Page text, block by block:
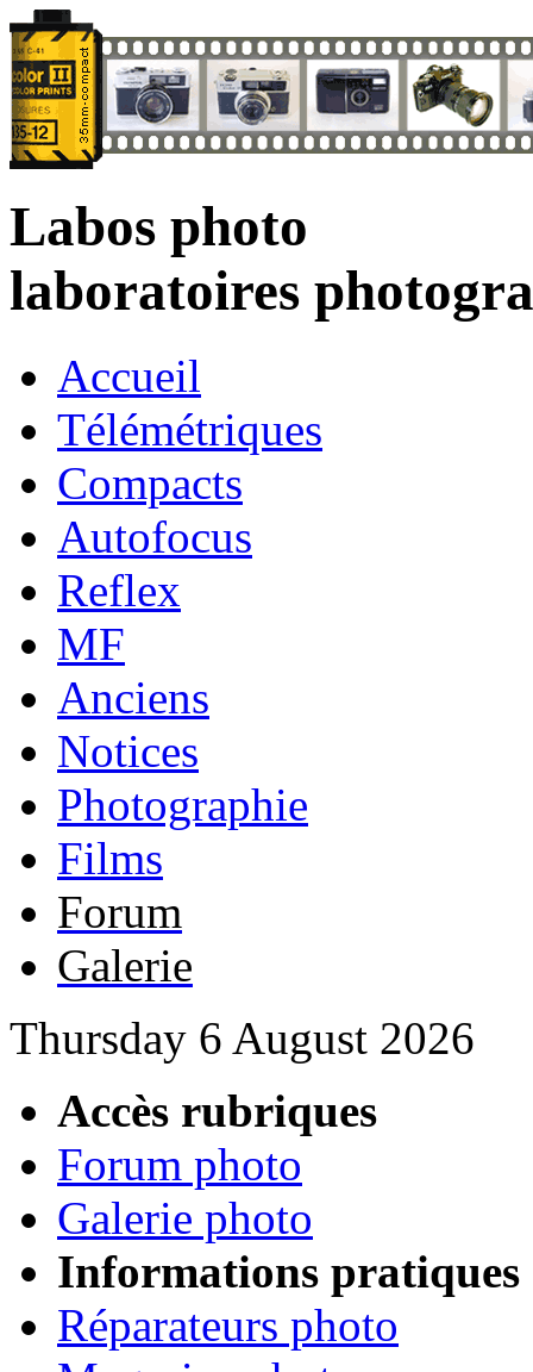
Labos photo
laboratoires
Accueil
Télémétriques
Compacts
Autofocus
Reflex
MF
Anciens
Notices
Photographie
Films
Forum
Galerie
Thursday 6 August 2026
Accès rubriques
Forum photo
Galerie photo
Informations pratiques
Réparateurs photo